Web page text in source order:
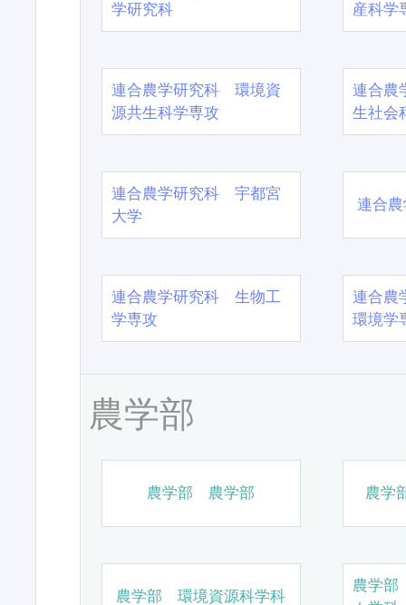
学研究科
産科学
連合農学研究科 環境資
源共生科学専攻
連合農
生社会
連合農学研究科 宇都宮
大学
連合
連合農学研究科 生物工
学専攻
連合農
環境学
農学部
農学部 農学部 農学
農学部 環境資源科学科
農学